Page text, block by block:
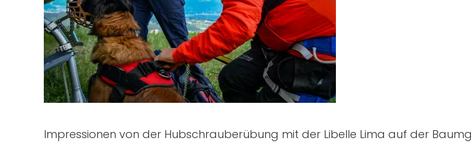
Impressionen von der Hubschrauberübung mit der Libelle Lima auf der